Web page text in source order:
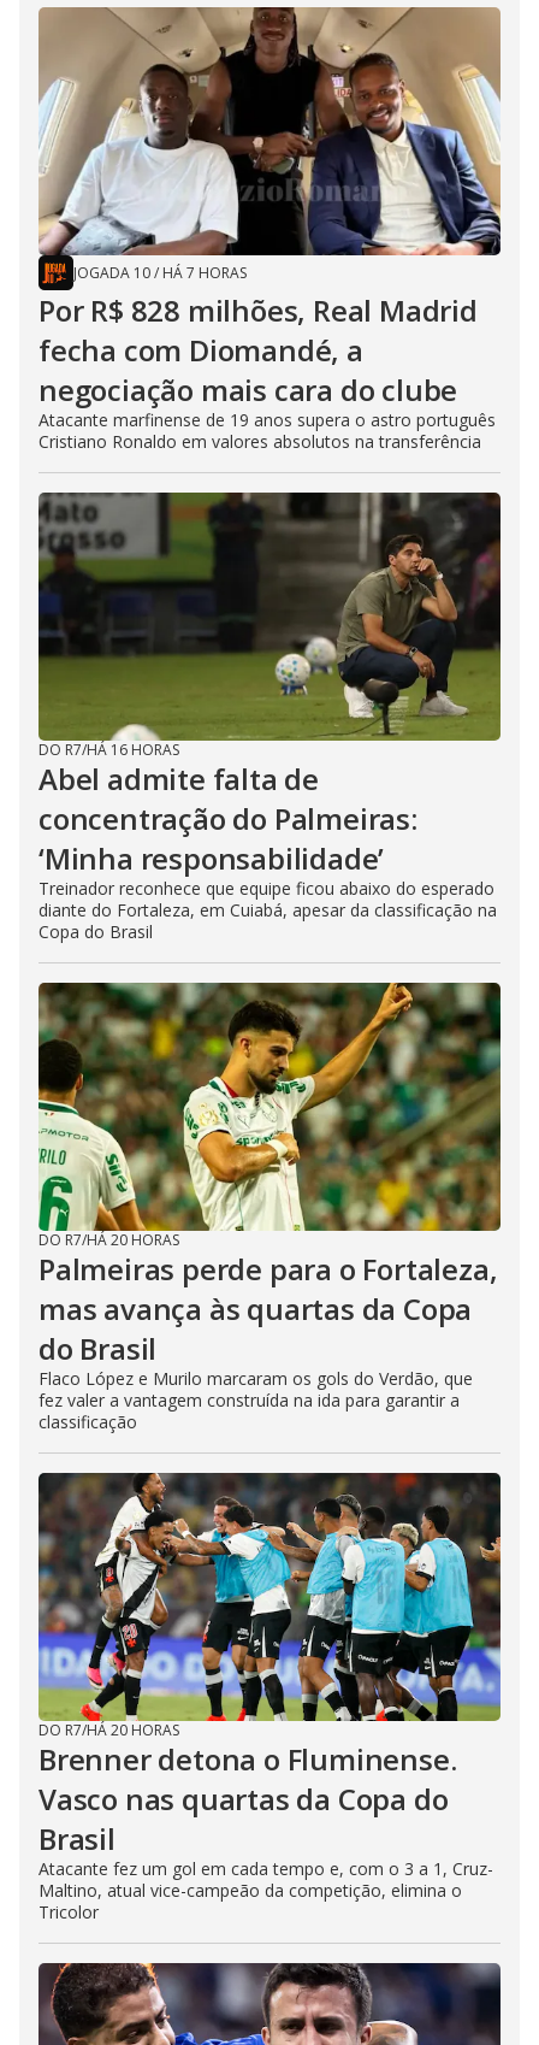
JOGADA 10/ HÁ 7 HORAS
Por R$ 828 milhões, Real Madrid
fecha com Diomandé, a
negociação mais cara do clube
Atacante marfinense de 19 anos supera o astro português
Cristiano Ronaldo em valores absolutos na transferência
DO R7/HÁ 16 HORAS
Abel admite falta de
concentração do Palmeiras:
‘Minha responsabilidade’
Treinador reconhece que equipe ficou abaixo do esperado
diante do Fortaleza, em Cuiabá, apesar da classificação na
Copa do Brasil
DO R7/HÁ 20 HORAS
Palmeiras perde para o Fortaleza,
mas avança às quartas da Copa
do Brasil
Flaco López e Murilo marcaram os gols do Verdão, que
fez valer a vantagem construída na ida para garantir a
classificação
DO R7/HÁ 20 HORAS
Brenner detona o Fluminense.
Vasco nas quartas da Copa do
Brasil
Atacante fez um gol em cada tempo e, com o 3 a 1, Cruz-
Maltino, atual vice-campeão da competição, elimina o
Tricolor